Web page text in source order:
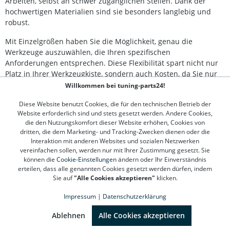
hochwertigen Materialien sind sie besonders langlebig und
robust.
Mit Einzelgrößen haben Sie die Möglichkeit, genau die
Werkzeuge auszuwählen, die Ihren spezifischen
Anforderungen entsprechen. Diese Flexibilität spart nicht nur
Platz in Ihrer Werkzeugkiste, sondern auch Kosten, da Sie nur
das kaufen, was Sie wirklich benötigen. Vertrauen Sie auf
Verarbeitung unserer Werkzeuge. Entdecken Sie bei uns eine
große Auswahl an Ratschenschlüsseln für jede
Herausforderung.
Kontakt
Willkommen bei tuning-parts24!
Diese Website benutzt Cookies, die für den technischen Betrieb der
Website erforderlich sind und stets gesetzt werden. Andere Cookies,
die den Nutzungskomfort dieser Website erhöhen, Cookies von
dritten, die dem Marketing- und Tracking-Zwecken dienen oder die
Interaktion mit anderen Websites und sozialen Netzwerken
vereinfachen sollen, werden nur mit Ihrer Zustimmung gesetzt. Sie
können die Cookie-Einstellungenändern oder Ihr Einverständnis
erteilen, dass alle genannten Cookies gesetzt werden dürfen, indem
Sie auf"Alle Cookies akzeptieren" klicken.
Impressum | Datenschutzerklärung
Ablehnen Alle Cookies akzeptieren
(4.78 / 5)
1312
Bewertungen bei: google.de, shopvote.de ⓘ
Informationen zur Echtheit der Bewertungen